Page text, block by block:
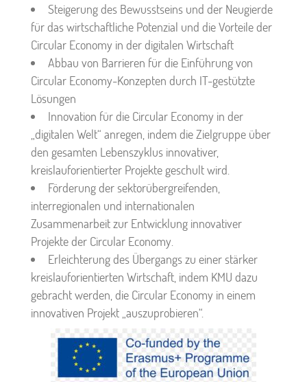
Steigerung des Bewusstseins und der Neugierde
für das wirtschaftliche Potenzial und die Vorteile der
Circular Economy in der digitalen Wirtschaft
Abbau von Barrieren für die Einführung von
Circular Economy-Konzepten durch IT-gestützte
Lösungen
Innovation für die Circular Economy in der
„digitalen Welt“ anregen, indem die Zielgruppe über
den gesamten Lebenszyklus innovativer,
kreislauforientierter Projekte geschult wird.
Förderung der sektorübergreifenden,
interregionalen und internationalen
Zusammenarbeit zur Entwicklung innovativer
Projekte der Circular Economy.
Erleichterung des Übergangs zu einer stärker
kreislauforientierten Wirtschaft, indem KMU dazu
gebracht werden, die Circular Economy in einem
innovativen Projekt „auszuprobieren“.